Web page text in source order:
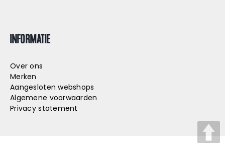
INFORMATIE
Over ons
Merken
Aangesloten webshops
Algemene voorwaarden
Privacy statement